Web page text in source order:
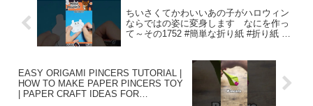
ちいさくてかわいいあの子がハロウィン
ならではの姿に変身します なにを作っ
て～その1752 #簡単な折り紙 #折り紙 –
EASY ORIGAMI PINCERS TUTORIAL |
HOW TO MAKE PAPER PINCERS TOY
| PAPER CRAFT IDEAS FOR